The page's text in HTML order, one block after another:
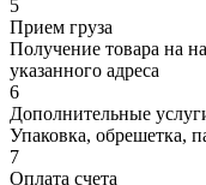
5
Прием груза
Получение товара на
указанного адреса
6
Дополнительные
Упаковка, обрешетка,
7
Оплата счета